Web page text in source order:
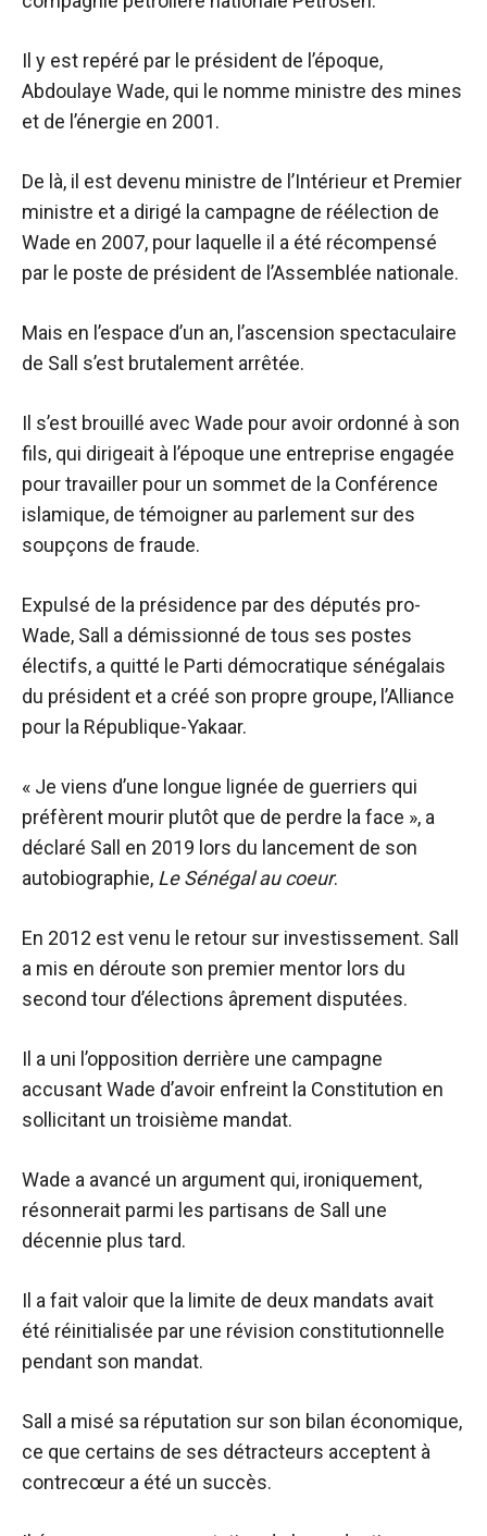
Il y est repéré par le président de l’époque,
Abdoulaye Wade, qui le nomme ministre des mines
et de l’énergie en 2001.
De là, il est devenu ministre de l’Intérieur et Premier
ministre et a dirigé la campagne de réélection de
Wade en 2007, pour laquelle il a été récompensé
par le poste de président de l’Assemblée nationale.
Mais en l’espace d’un an, l’ascension spectaculaire
de Sall s’est brutalement arrêtée.
Il s’est brouillé avec Wade pour avoir ordonné à son
fils, qui dirigeait à l’époque une entreprise engagée
pour travailler pour un sommet de la Conférence
islamique, de témoigner au parlement sur des
soupçons de fraude.
Expulsé de la présidence par des députés pro-
Wade, Sall a démissionné de tous ses postes
électifs, a quitté le Parti démocratique sénégalais
du président et a créé son propre groupe, l’Alliance
pour la République-Yakaar.
« Je viens d’une longue lignée de guerriers qui
préfèrent mourir plutôt que de perdre la face », a
déclaré Sall en 2019 lors du lancement de son
autobiographie, Le Sénégal au coeur.
En 2012 est venu le retour sur investissement. Sall
a mis en déroute son premier mentor lors du
second tour d’élections âprement disputées.
Il a uni l’opposition derrière une campagne
accusant Wade d’avoir enfreint la Constitution en
sollicitant un troisième mandat.
Wade a avancé un argument qui, ironiquement,
résonnerait parmi les partisans de Sall une
décennie plus tard.
Il a fait valoir que la limite de deux mandats avait
été réinitialisée par une révision constitutionnelle
pendant son mandat.
Sall a misé sa réputation sur son bilan économique,
ce que certains de ses détracteurs acceptent à
contrecœur a été un succès.